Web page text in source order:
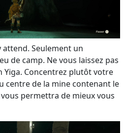
Seulement un
de camp. Ne vous laissez pas
Yiga. Concentrez plutôt votre
centre de la mine contenant le
permettra de mieux vous